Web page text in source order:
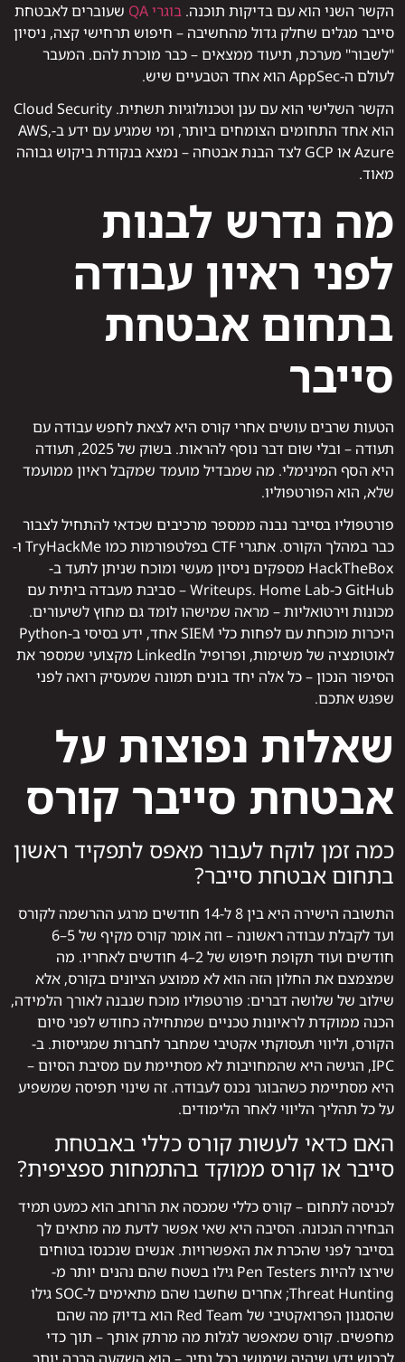
הקשר השני הוא עם בדיקות תוכנה. בוגרי QA
שעוברים לאבטחת
סייבר מגלים שחלק גדול מהחשיבה – חיפוש תרחישי קצה, ניסיון
"לשבור" מערכת, תיעוד ממצאים – כבר מוכרת להם. המעבר
לעולם ה-AppSec הוא אחד הטבעיים שיש.
הקשר השלישי הוא עם ענן וטכנולוגיות תשתית. Cloud Security
הוא אחד התחומים הצומחים ביותר, ומי שמגיע עם ידע ב-AWS,
Azure או GCP לצד הבנת אבטחה – נמצא בנקודת ביקוש גבוהה
מאוד.
מה נדרש לבנות
לפני ראיון עבודה
בתחום אבטחת
סייבר
הטעות שרבים עושים אחרי קורס היא לצאת לחפש עבודה עם
תעודה – ובלי שום דבר נוסף להראות. בשוק של 2025, תעודה
היא הסף המינימלי. מה שמבדיל מועמד שמקבל ראיון ממועמד
שלא, הוא הפורטפוליו.
פורטפוליו בסייבר נבנה ממספר מרכיבים שכדאי להתחיל לצבור
כבר במהלך הקורס. אתגרי CTF בפלטפורמות כמו TryHackMe ו-
HackTheBox מספקים ניסיון מעשי ומוכח שניתן לתעד ב-
GitHub כ-Writeups. Home Lab – סביבת מעבדה ביתית עם
מכונות וירטואליות – מראה שמישהו לומד גם מחוץ לשיעורים.
היכרות מוכחת עם לפחות כלי SIEM אחד, ידע בסיסי ב-Python
לאוטומציה של משימות, ופרופיל LinkedIn מקצועי שמספר את
הסיפור הנכון – כל אלה יחד בונים תמונה שמעסיק רואה לפני
שפגש אתכם.
שאלות נפוצות על
אבטחת סייבר קורס
כמה זמן לוקח לעבור מאפס לתפקיד ראשון
בתחום אבטחת סייבר?
התשובה הישירה היא בין 8 ל-14 חודשים מרגע ההרשמה לקורס
ועד לקבלת עבודה ראשונה – וזה אומר קורס מקיף של 5–6
חודשים ועוד תקופת חיפוש של 2–4 חודשים לאחריו. מה
שמצמצם את החלון הזה הוא לא ממוצע הציונים בקורס, אלא
שילוב של שלושה דברים: פורטפוליו מוכח שנבנה לאורך הלמידה,
הכנה ממוקדת לראיונות טכניים שמתחילה כחודש לפני סיום
הקורס, וליווי תעסוקתי אקטיבי שמחבר לחברות שמגייסות. ב-
IPC, הגישה היא שהמחויבות לא מסתיימת עם מסיבת הסיום –
היא מסתיימת כשהבוגר נכנס לעבודה. זה שינוי תפיסה שמשפיע
על כל תהליך הליווי לאחר הלימודים.
האם כדאי לעשות קורס כללי באבטחת
סייבר או קורס ממוקד בהתמחות ספציפית?
לכניסה לתחום – קורס כללי שמכסה את הרוחב הוא כמעט תמיד
הבחירה הנכונה. הסיבה היא שאי אפשר לדעת מה מתאים לך
בסייבר לפני שהכרת את האפשרויות. אנשים שנכנסו בטוחים
שירצו להיות Pen Testers גילו בשטח שהם נהנים יותר מ-
Threat Hunting; אחרים שחשבו שהם מתאימים ל-SOC גילו
שהסגנון הפרואקטיבי של Red Team הוא בדיוק מה שהם
מחפשים. קורס שמאפשר לגלות מה מרתק אותך – תוך כדי